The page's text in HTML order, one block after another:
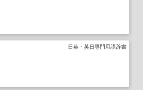
日英・英日専門用語辞書